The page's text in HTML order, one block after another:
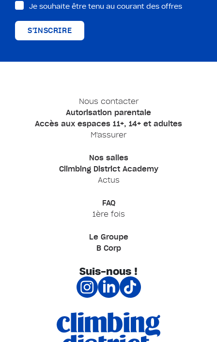
Je souhaite être tenu au courant des offres
S'INSCRIRE
Nous contacter
Autorisation parentale
Accès aux espaces 11+, 14+ et adultes
M'assurer
Nos salles
Climbing District Academy
Actus
FAQ
1ère fois
Le Groupe
B Corp
Suis-nous !